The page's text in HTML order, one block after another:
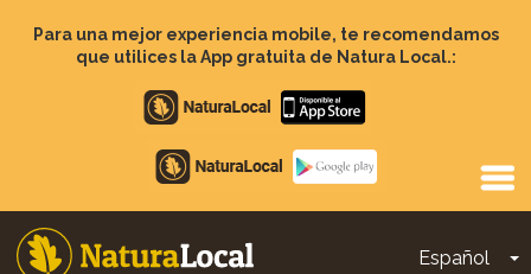
contenido
Para una mejor experiencia mobile, te recomendamos
que utilices la App gratuita de Natura Local.:
Apple
store
Google
Play
Español